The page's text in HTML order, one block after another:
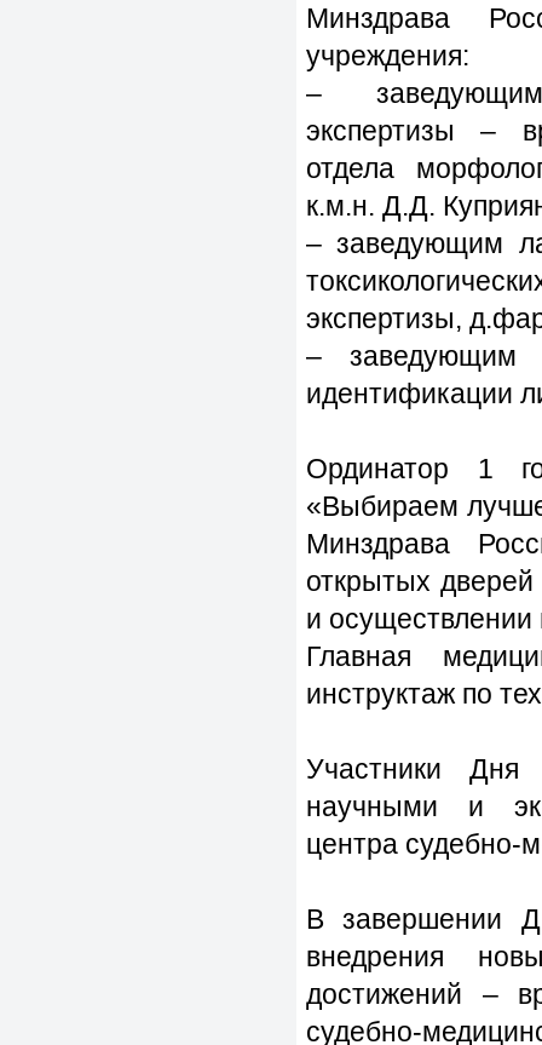
Минздрава
учреждения:
– заведующим
экспертизы –
отдела
к.м.н. Д.Д.
– заведующим
экспертизы,
– заведующим
идентификации
Ординатор 1
«Выбираем
Минздрава
открытых
и осуществлении
Главная
инструктаж по
Участники
научными и
центра
В завершении
внедрения
достижений –